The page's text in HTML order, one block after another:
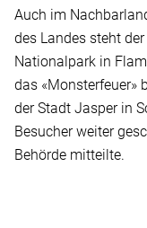
Auch im
des Landes steht
Nationalpark in
das «Monsterfeuer»
der Stadt Jasper in
Besucher weiter
Behörde mitteilte.